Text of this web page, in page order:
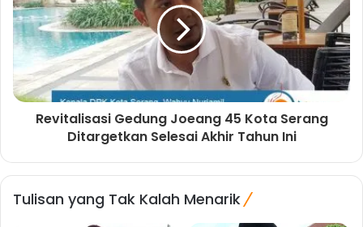
Revitalisasi Gedung Joeang 45 Kota Serang
Ditargetkan Selesai Akhir Tahun Ini
Tulisan yang Tak Kalah Menarik